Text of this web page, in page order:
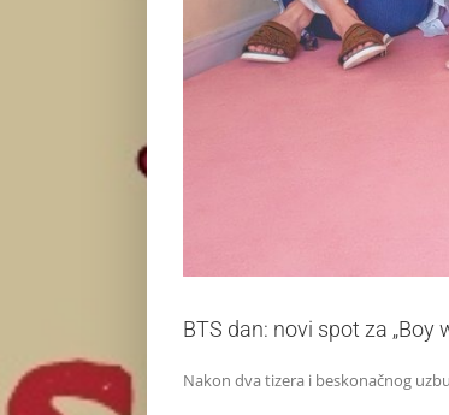
BTS dan: novi spot za „Boy
Nakon dva tizera i beskonačnog